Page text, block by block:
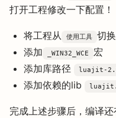
打开工程修改一下配置！
将工程从 使用工具 切
添加 _WIN32_WCE
宏
添加库路径
luajit-
添加依赖的lib
完成上述步骤后，编译还